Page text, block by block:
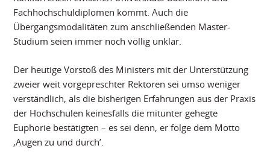
Fachhochschuldiplomen kommt. Auch die
Übergangsmodalitäten zum anschließenden Master-
Studium seien immer noch völlig unklar.
Der heutige Vorstoß des Ministers mit der Unterstützung
zweier weit vorgepreschter Rektoren sei umso weniger
verständlich, als die bisherigen Erfahrungen aus der Praxis
der Hochschulen keinesfalls die mitunter gehegte
Euphorie bestätigten – es sei denn, er folge dem Motto
‚Augen zu und durch’.